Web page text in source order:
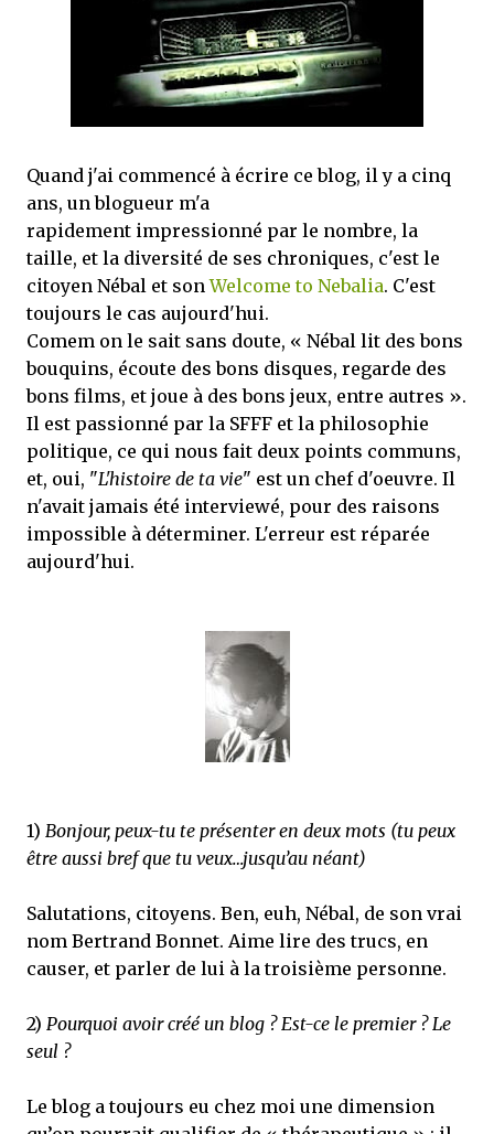
mettre sous tous les yeux. C'est cela...
Quand j'ai commencé à écrire ce blog, il y a cinq
ans, un blogueur m'a
rapidement impressionné par le nombre, la
taille, et la diversité de ses chroniques, c'est le
citoyen Nébal et sonWelcome to Nebalia. C'est
toujours le cas aujourd'hui.
Comem on le sait sans doute, « Nébal lit des bons
bouquins, écoute des bons disques, regarde des
bons films, et joue à des bons jeux, entre autres ».
Il est passionné par la SFFF et la philosophie
politique, ce qui nous fait deux points communs,
et, oui, "L'histoire de ta vie" est un chef d'oeuvre. Il
n'avait jamais été interviewé, pour des raisons
impossible à déterminer. L'erreur est réparée
aujourd'hui.
1) Bonjour, peux-tu te présenter en deux mots (tu peux
être aussi bref que tu veux…jusqu’au néant)
Salutations, citoyens. Ben, euh, Nébal, de son vrai
nom Bertrand Bonnet. Aime lire des trucs, en
causer, et parler de lui à la troisième personne.
2) Pourquoi avoir créé un blog ? Est-ce le premier ? Le
seul ?
Le blog a toujours eu chez moi une dimension